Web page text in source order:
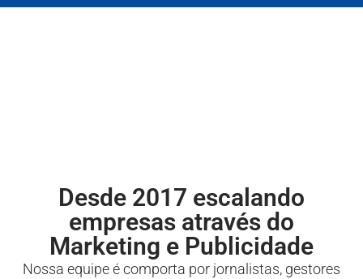
Desde 2017 escalando
empresas através do
Marketing e Publicidade
Nossa equipe é comporta por jornalistas, gestores